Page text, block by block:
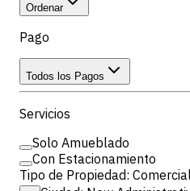
Ordenar
Pago
Todos los Pagos
Servicios
Solo Amueblado
Con Estacionamiento
Tipo de Propiedad: Comercial